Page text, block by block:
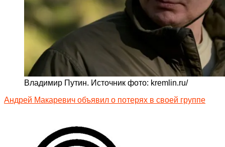
Владимир Путин. Источник фото: kremlin.ru/
Андрей Макаревич объявил о потерях в своей группе